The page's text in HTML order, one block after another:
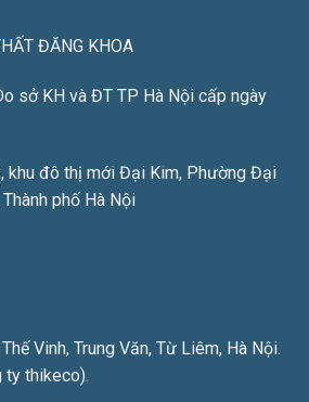
ĐĂNG KHOA
sở KH và ĐT TP Hà Nội cấp ngày
khu đô thị mới Đại Kim, Phường Đại
phố Hà Nội
Vinh, Trung Văn, Từ Liêm, Hà Nội.
ty thikeco).